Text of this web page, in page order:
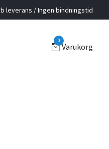
leverans / Ingen bindningstid
0
Varukorg